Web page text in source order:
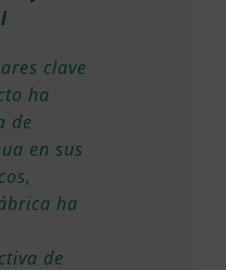
clave
ha
de
en sus
ha
de